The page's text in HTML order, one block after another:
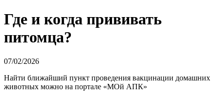
Где и когда прививать
питомца?
07/02/2026
Найти ближайший пункт проведения вакцинации домашних
животных можно на портале «МОй АПК»